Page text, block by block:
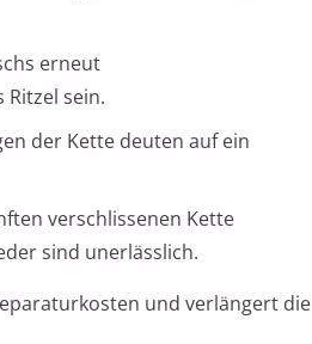
erneut
sein.
der Kette deuten auf ein
verschlissenen Kette
sind unerlässlich.
und verlängert die